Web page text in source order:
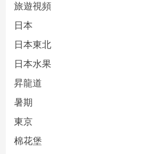
旅遊視頻
日本
日本東北
日本水果
昇龍道
暑期
東京
棉花堡